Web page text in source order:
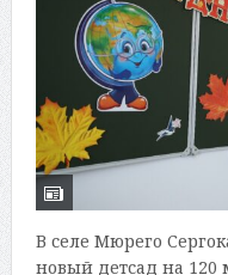
В селе Мюрего
новый детсад на 120